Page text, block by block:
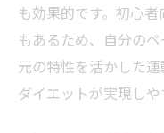
れる
無理なく続
ト
短期間で引き締
も効果的です。初心
もあるため、自分の
元の特性を活かした
ダイエットが実現しや